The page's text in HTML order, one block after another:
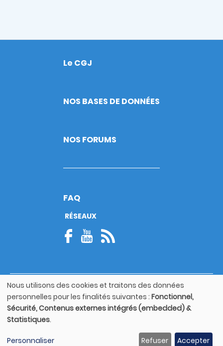
Footer
Le CGJ
NOS BASES DE DONNÉES
NOS FORUMS
FAQ
RÉSEAUX
© Copyright 2026
Footer
bottom
Mentions légales
Utilisation
des
données
personnelles
et
Nous utilisons des cookies et traitons des données
personnelles pour les finalités suivantes : Fonctionnel,
Sécurité, Contenus externes intégrés (embedded) &
Statistiques.
Personnaliser Refuser Accepter